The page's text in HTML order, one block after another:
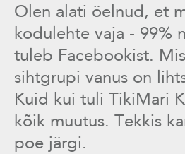
Olen alati öelnud, et
kodulehte vaja - 99%
tuleb Facebookist.
sihtgrupi vanus on
Kuid kui tuli TikiMari
kõik muutus. Tekkis
poe järgi.